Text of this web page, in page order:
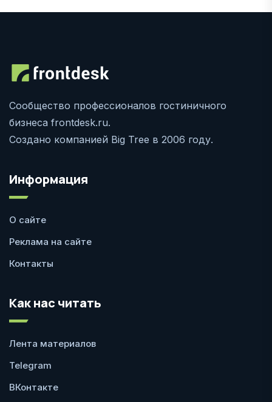
Сообщество профессионалов гостиничного
бизнеса frontdesk.ru.
Создано компанией Big Tree в 2006 году.
Информация
О сайте
Реклама на сайте
Контакты
Как нас читать
Лента материалов
Telegram
ВКонтакте